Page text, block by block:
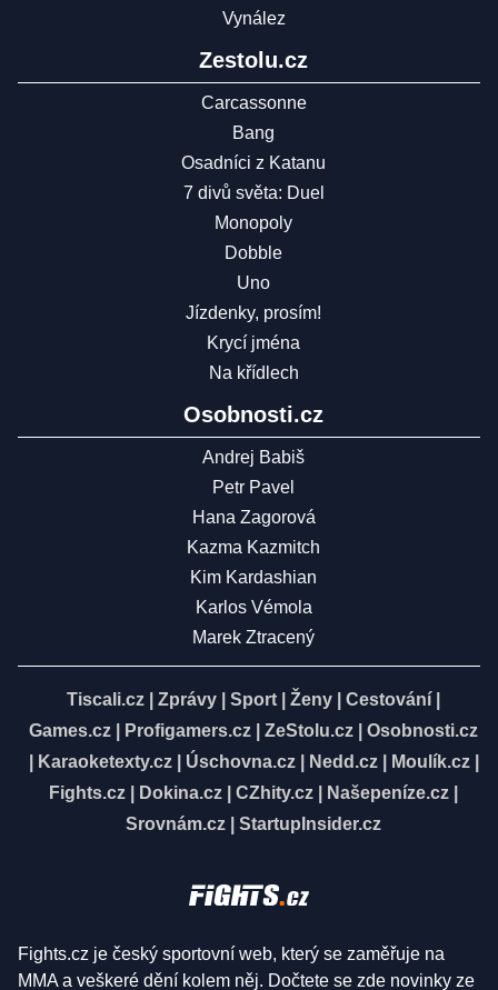
Vynález
Zestolu.cz
Carcassonne
Bang
Osadníci z Katanu
7 divů světa: Duel
Monopoly
Dobble
Uno
Jízdenky, prosím!
Krycí jména
Na křídlech
Osobnosti.cz
Andrej Babiš
Petr Pavel
Hana Zagorová
Kazma Kazmitch
Kim Kardashian
Karlos Vémola
Marek Ztracený
Tiscali.cz Zprávy Sport Ženy Cestování
Games.cz
Profigamers.cz ZeStolu.cz
Osobnosti.cz
Karaoketexty.cz| Úschovna.cz| Nedd.cz| Moulík.cz|
Fights.cz
Dokina.cz CZhity.cz Našepeníze.cz
Srovnám.cz
StartupInsider.cz
Fights.cz je český sportovní web, který se zaměřuje na
MMA a veškeré dění kolem něj. Dočtete se zde novinky ze